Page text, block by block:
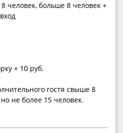
человек, больше 8 человек +
+ 10 руб.
гостя свыше 8
не более 15 человек.